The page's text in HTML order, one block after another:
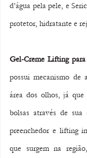
d’água pela pele, e
protetor, hidratante e
Gel-Creme Lifting
possui mecanismo de
área dos olhos, já que
bolsas através de
preenchedor e lifting
que surgem na